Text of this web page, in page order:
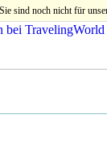
sind noch nicht für